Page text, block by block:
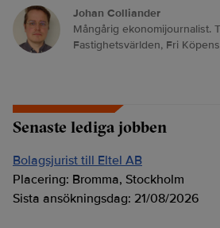
Johan Colliander
Mångårig ekonomijournalist.
Fastighetsvärlden, Fri
Senaste lediga jobben
Bolagsjurist till Eltel AB
Placering: Bromma, Stockholm
Sista ansökningsdag: 21/08/2026